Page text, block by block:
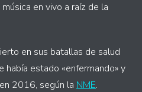
en vivo a raíz de la
en sus batallas de salud
había estado «enfermando» y
2016, según la NME.